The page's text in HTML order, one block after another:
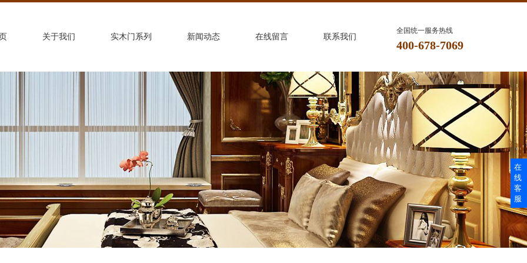
关于我们 实木门系列 新闻动态 在线留言 联系我们
全国统一服务热线
400-678-7069
在
线
客
服